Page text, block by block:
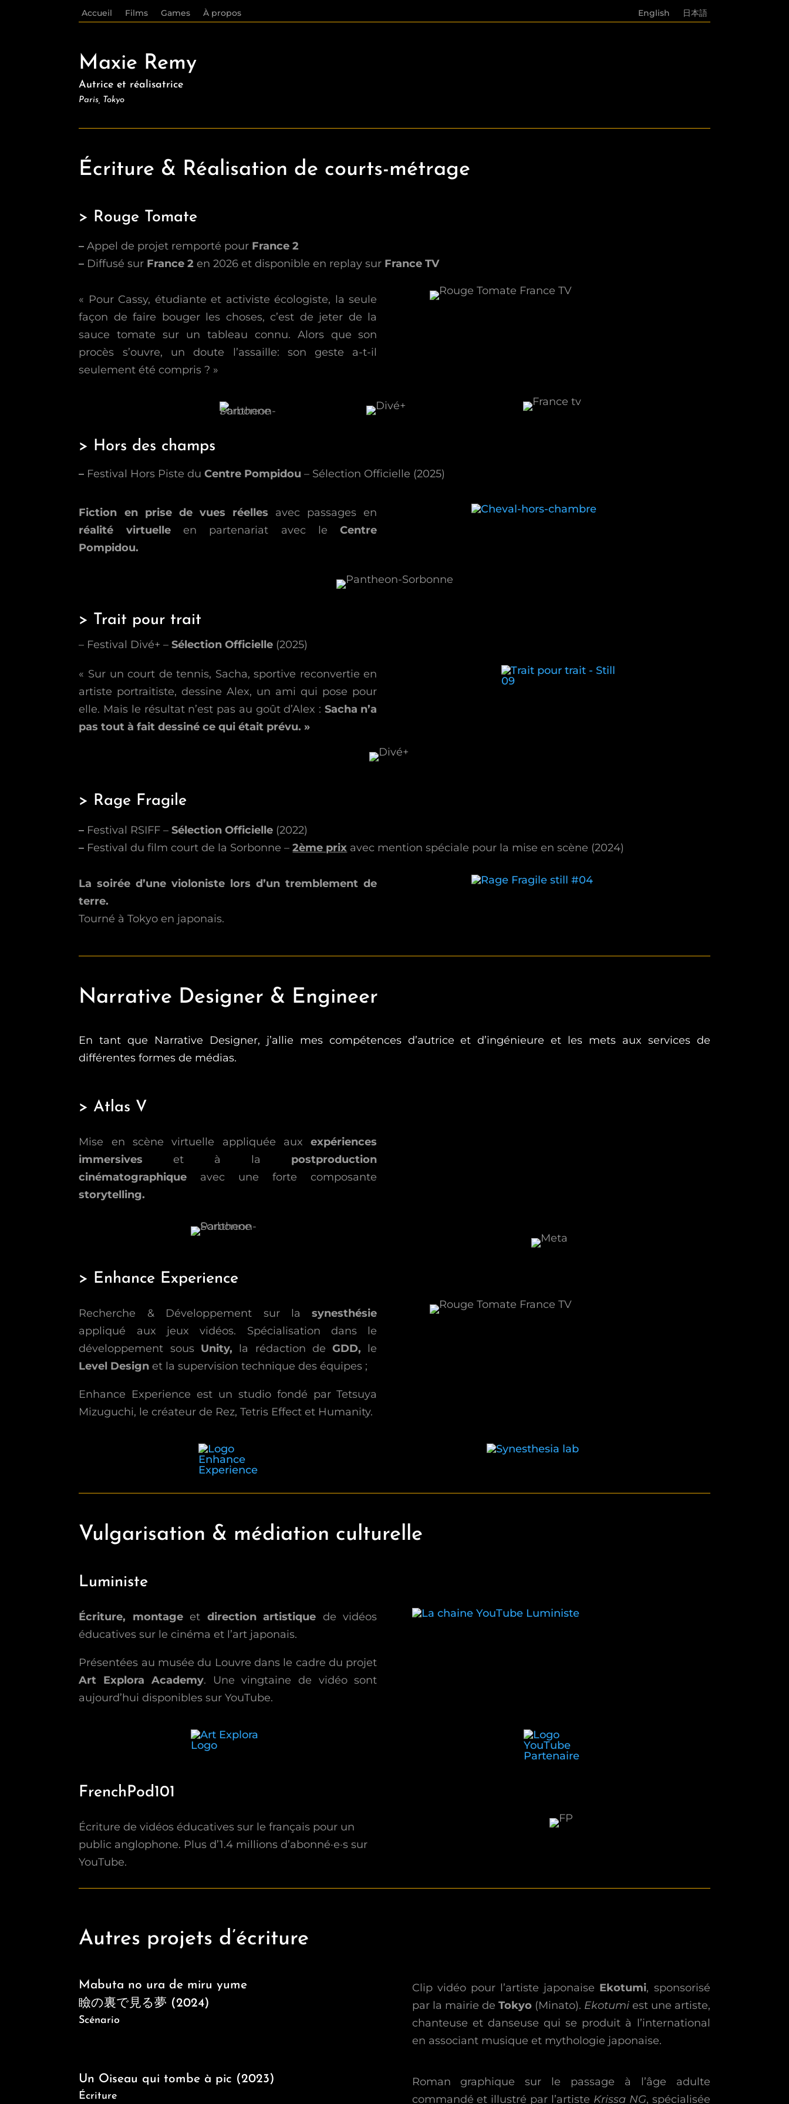
Accueil Films Games À propos English 日本語
Maxie Remy
Autrice et réalisatrice
Paris, Tokyo
Écriture & Réalisation de courts-métrage
> Rouge Tomate
–Appel de projet remporté pour France 2
– Diffusé sur France 2 en 2026 et disponible en replay sur France TV
« Pour Cassy, étudiante et activiste écologiste, la seule
façon de faire bouger les choses, c’est de jeter de la
sauce tomate sur un tableau connu. Alors que son
procès s’ouvre, un doute l’assaille: son geste a-t-il
seulement été compris ? »
> Hors des champs
– Festival Hors Piste duCentre Pompidou – Sélection Officielle (2025)
Fiction en prise de vues réelles avec passages en
réalité virtuelleen partenariat avec le Centre
Pompidou.
> Trait pour trait
– Festival Divé+ –Sélection Officielle (2025)
« Sur un court de tennis, Sacha, sportive reconvertie en
artiste portraitiste, dessine Alex, un ami qui pose pour
elle. Mais le résultat n’est pas au goût d’Alex : Sacha n’a
pas tout à fait dessiné ce qui était prévu. »
> Rage Fragile
– Festival RSIFF –Sélection Officielle (2022)
– Festival du film court de la Sorbonne –2ème prix avec mention spéciale pour la mise en scène (2024)
La soirée d’une violoniste lors d’un tremblement de
terre.
Tourné à Tokyo en japonais.
Narrative Designer & Engineer
En tant que Narrative Designer, j’allie mes compétences d’autrice et d’ingénieure et les mets aux services de
différentes formes de médias.
> Atlas V
Mise en scène virtuelle appliquée auxexpériences
immersives et à la postproduction
cinématographique avec une forte composante
storytelling.
> Enhance Experience
Recherche & Développement sur lasynesthésie
appliqué aux jeux vidéos. Spécialisation dans le
développement sous Unity, la rédaction de GDD, le
Level Design et la supervision technique des équipes ;
Enhance Experience est un studio fondé par Tetsuya
Mizuguchi, le créateur de Rez, Tetris Effect et Humanity.
Vulgarisation & médiation culturelle
Luministe
Écriture, montageet direction artistique de vidéos
éducatives sur le cinéma et l’art japonais.
Présentées au musée du Louvre dans le cadre du projet
Art Explora Academy. Une vingtaine de vidéo sont
aujourd’hui disponibles sur YouTube.
FrenchPod101
Écriture de vidéos éducatives sur le français pour un
public anglophone. Plus d’1.4 millions d’abonné·e·s sur
YouTube.
Autres projets d’écriture
Mabuta no ura de miru yume
瞼の裏で見る夢 (2024)
Scénario
Clip vidéo pour l’artiste japonaise Ekotumi, sponsorisé
par la mairie de Tokyo (Minato). Ekotumiest une artiste,
chanteuse et danseuse qui se produit à l’international
en associant musique et mythologie japonaise.
Un Oiseau qui tombe à pic (2023)
Écriture
Roman graphique sur le passage à l’âge adulte
commandé et illustré par l’artiste Krissa NG, spécialisée